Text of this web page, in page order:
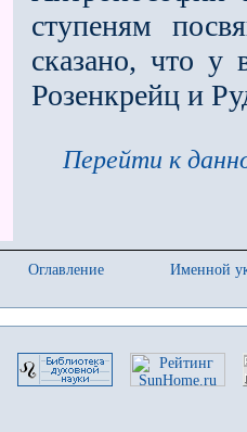
ступе­ням
сказано, что у
Розенкрейц и
Перейти к
Оглавление
Именной